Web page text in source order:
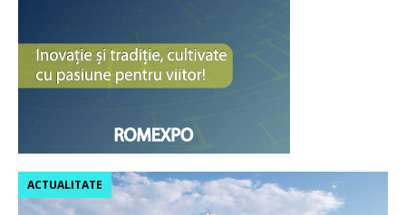
ACTUALITATE